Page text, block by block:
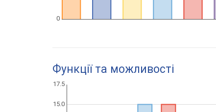
Функції та можливості